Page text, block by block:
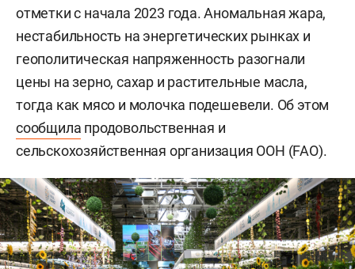
отметки с начала 2023 года. Аномальная жара,
нестабильность на энергетических рынках и
геополитическая напряженность разогнали
цены на зерно, сахар и растительные масла,
тогда как мясо и молочка подешевели. Об этом
сообщила продовольственная и
сельскохозяйственная организация ООН (FAO).